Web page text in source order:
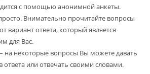
с помощью анонимной анкеты.
Внимательно прочитайте вопросы
вариант ответа, который является
для Вас.
на некоторые вопросы Вы можете давать
ответа или отвечать своими словами.